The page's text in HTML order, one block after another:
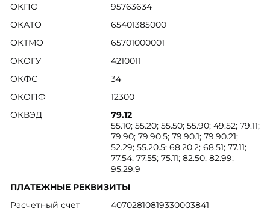
ОКПО
95763634
ОКАТО
65401385000
ОКТМО
65701000001
ОКОГУ
4210011
ОКФС
34
ОКОПФ
12300
ОКВЭД
79.12
55.10; 55.20; 55.50; 55.90; 49.52; 79.11;
79.90; 79.90.5; 79.90.1; 79.90.21;
52.29; 55.20.5; 68.20.2; 68.51; 77.11;
77.54; 77.55; 75.11; 82.50; 82.99;
95.29.9
ПЛАТЕЖНЫЕ РЕКВИЗИТЫ
Расчетный счет
40702810819330003841